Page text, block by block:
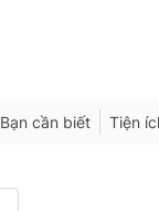
Bạn cần biết Tiện